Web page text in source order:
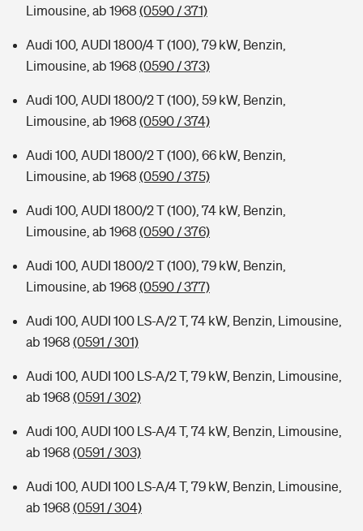
Limousine, ab 1968 (0590 / 371)
Audi 100, AUDI 1800/4 T (100), 79 kW, Benzin,
Limousine, ab 1968 (0590 / 373)
Audi 100, AUDI 1800/2 T (100), 59 kW, Benzin,
Limousine, ab 1968 (0590 / 374)
Audi 100, AUDI 1800/2 T (100), 66 kW, Benzin,
Limousine, ab 1968 (0590 / 375)
Audi 100, AUDI 1800/2 T (100), 74 kW, Benzin,
Limousine, ab 1968 (0590 / 376)
Audi 100, AUDI 1800/2 T (100), 79 kW, Benzin,
Limousine, ab 1968 (0590 / 377)
Audi 100, AUDI 100 LS-A/2 T, 74 kW, Benzin, Limousine,
ab 1968 (0591 / 301)
Audi 100, AUDI 100 LS-A/2 T, 79 kW, Benzin, Limousine,
ab 1968 (0591 / 302)
Audi 100, AUDI 100 LS-A/4 T, 74 kW, Benzin, Limousine,
ab 1968 (0591 / 303)
Audi 100, AUDI 100 LS-A/4 T, 79 kW, Benzin, Limousine,
ab 1968 (0591 / 304)